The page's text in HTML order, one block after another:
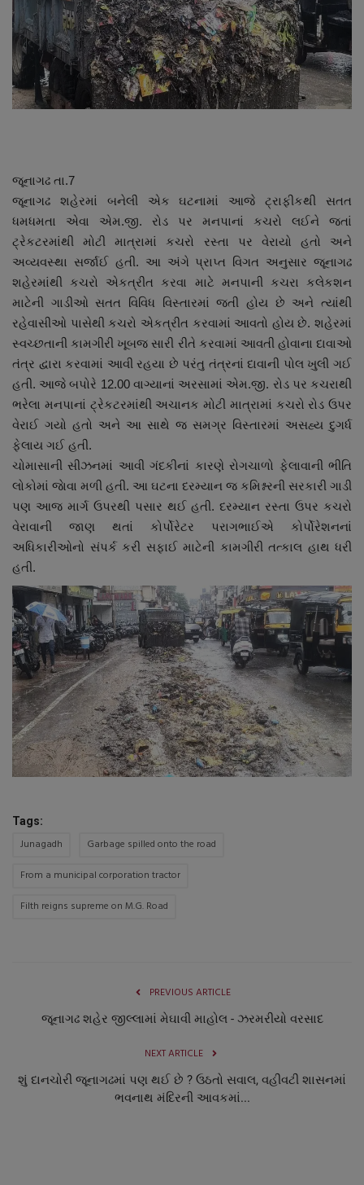
About Author
Contact
Dipotsav Special
રાષ્ટ્રીય
ગુજરાત
જુનાગઢ
Support US
બજારના સમાચાર
નાણાંકીય સમાચાર
સ્થાનિક સમાચાર
સ્પોર્ટ્સ
રાશિફળ
ગુનાખોરી
બોલિવૂડ
સ્વાસ્થ્ય
જૂનાગઢ તા.7
જૂનાગઢ શહેરમાં બનેલી એક ઘટનામાં આજે ટ્રાફીકથી સતત
ધમધમતા એવા એમ.જી. રોડ પર મનપાનાં કચરો લઈને જતાં
ટ્રેકટરમાંથી મોટી માત્રામાં કચરો રસ્તા પર વેરાયો હતો અને
અવ્યવસ્થા સર્જાઈ હતી. આ અંગે પ્રાપ્ત વિગત અનુસાર જૂનાગઢ
શહેરમાંથી કચરો એકત્રીત કરવા માટે મનપાની કચરા કલેકશન
માટેની ગાડીઓ સતત વિવિધ વિસ્તારમાં જતી હોય છે અને ત્યાંથી
રહેવાસીઓ પાસેથી કચરો એકત્રીત કરવામાં આવતો હોય છે. શહેરમાં
સ્વચ્છતાની કામગીરી ખૂબજ સારી રીતે કરવામાં આવતી હોવાના દાવાઓ
તંત્ર દ્વારા કરવામાં આવી રહયા છે પરંતુ તંત્રનાં દાવાની પોલ ખુલી ગઈ
હતી. આજે બપોરે 12.00 વાગ્યાનાં અરસામાં એમ.જી. રોડ પર કચરાથી
ભરેલા મનપાનાં ટ્રેકટરમાંથી અચાનક મોટી માત્રામાં કચરો રોડ ઉપર
વેરાઈ ગયો હતો અને આ સાથે જ સમગ્ર વિસ્તારમાં અસહ્ય દુગર્ધ
ફેલાય ગઈ હતી.
ચોમાસાની સીઝનમાં આવી ગંદકીનાં કારણે રોગચાળો ફેલાવાની ભીતિ
લોકોમાં જાેવા મળી હતી. આ ઘટના દરમ્યાન જ કમિશ્નરની સરકારી ગાડી
પણ આજ માર્ગ ઉપરથી પસાર થઈ હતી. દરમ્યાન રસ્તા ઉપર કચરો
વેરાવાની જાણ થતાં કોર્પોરેટર પરાગભાઈએ કોર્પોરેશનનાં
અધિકારીઓનો સંપર્ક કરી સફાઈ માટેની કામગીરી તત્કાલ હાથ ધરી
હતી.
Tags:
Junagadh
Garbage spilled onto the road
From a municipal corporation tractor
Filth reigns supreme on M.G. Road
PREVIOUS ARTICLE
જૂનાગઢ શહેર જીલ્લામાં મેઘાવી માહોલ - ઝરમરીયો વરસાદ
NEXT ARTICLE
શું દાનચોરી જૂનાગઢમાં પણ થઈ છે ? ઉઠતો સવાલ, વહીવટી શાસનમાં
ભવનાથ મંદિરની આવકમાં...